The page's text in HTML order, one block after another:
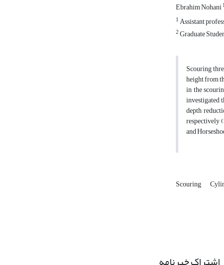
Ebrahim Nohani
1Assistant
2Graduate
Scouring
height from
in the
investigated
depth
respectively
and
Scouring